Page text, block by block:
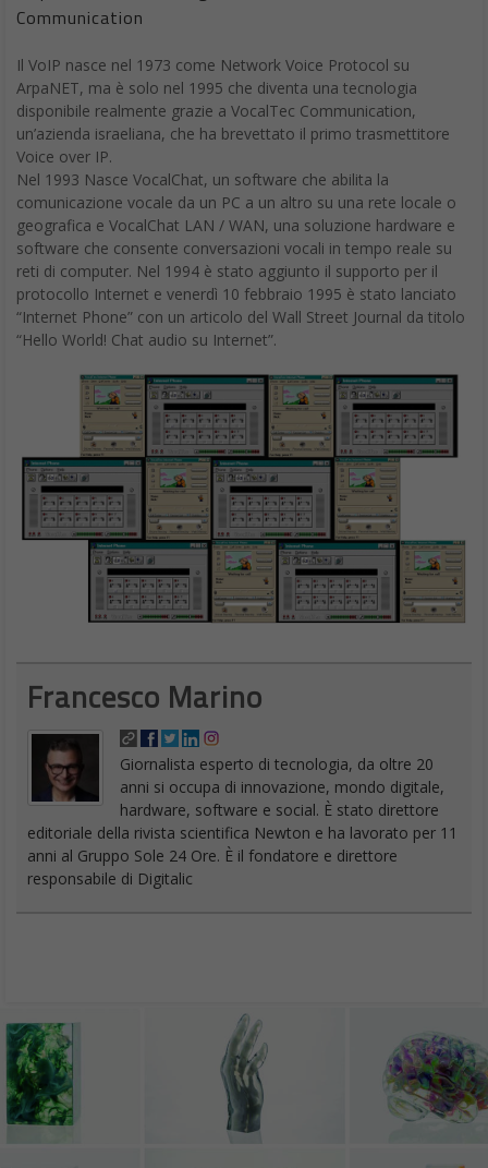
Communication
Il VoIP nasce nel 1973 come Network Voice Protocol su
ArpaNET, ma è solo nel 1995 che diventa una tecnologia
disponibile realmente grazie a VocalTec Communication,
un’azienda israeliana, che ha brevettato il primo trasmettitore
Voice over IP.
Nel 1993 Nasce VocalChat, un software che abilita la
comunicazione vocale da un PC a un altro su una rete locale o
geografica e VocalChat LAN / WAN, una soluzione hardware e
software che consente conversazioni vocali in tempo reale su
reti di computer. Nel 1994 è stato aggiunto il supporto per il
protocollo Internet e venerdì 10 febbraio 1995 è stato lanciato
“Internet Phone” con un articolo del Wall Street Journal da titolo
“Hello World! Chat audio su Internet”.
Francesco Marino
Giornalista esperto di tecnologia, da oltre 20
anni si occupa di innovazione, mondo digitale,
hardware, software e social. È stato direttore
editoriale della rivista scientifica Newton e ha lavorato per 11
anni al Gruppo Sole 24 Ore. È il fondatore e direttore
responsabile di Digitalic